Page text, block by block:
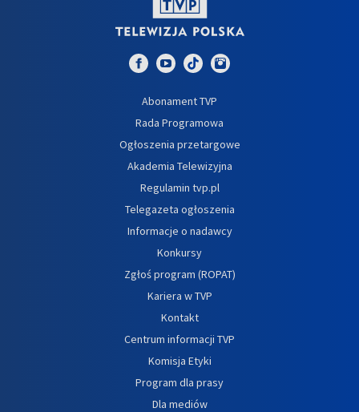
Abonament TVP
Rada Programowa
Ogłoszenia przetargowe
Akademia Telewizyjna
Regulamin tvp.pl
Telegazeta ogłoszenia
Informacje o nadawcy
Konkursy
Zgłoś program (ROPAT)
Kariera w TVP
Kontakt
Centrum informacji TVP
Komisja Etyki
Program dla prasy
Dla mediów